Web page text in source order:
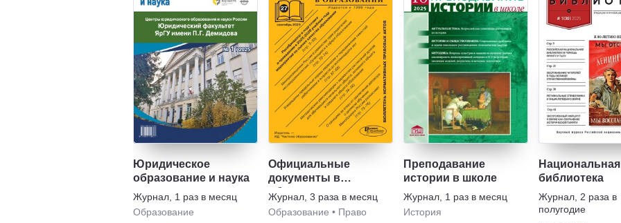
Юридическое
образование и наука
Журнал 1 раз в месяц
Образование
Официальные
документы в
образовании
Журнал 3 раза в месяц
Образование • Право
Преподавание
истории в школе
Журнал 1 раз в месяц
История
Национальная
библиотека
Журнал 2 раза в
полугодие